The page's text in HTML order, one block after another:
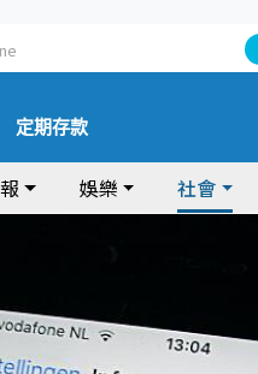
定期存款
娛樂 社會